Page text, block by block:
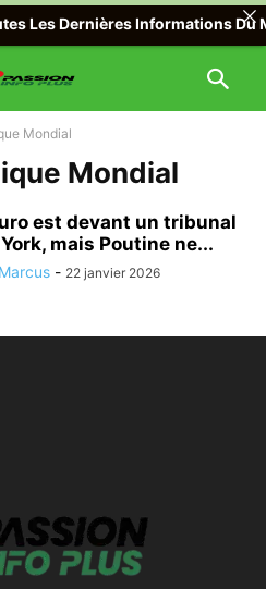
Mondial
Mondial
est devant un tribunal
mais Poutine ne...
- 22 janvier 2026
Les Dernières Informations Du